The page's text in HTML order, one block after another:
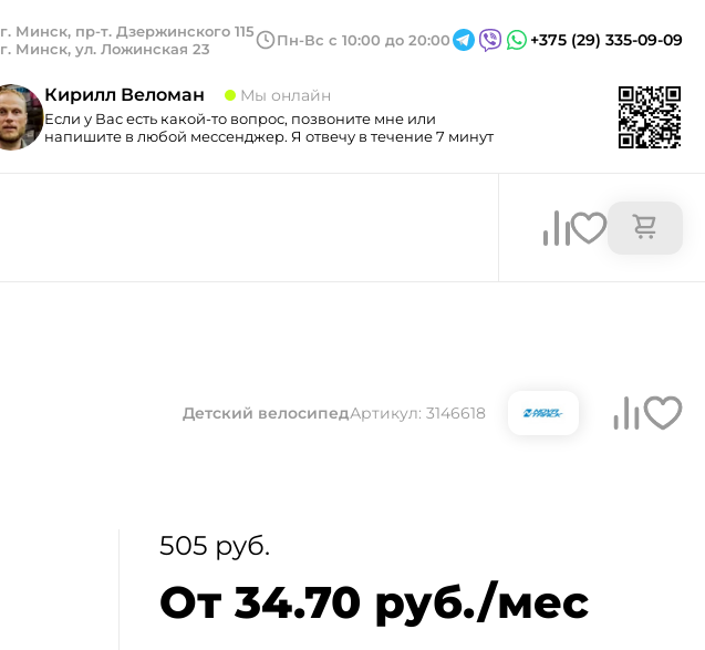
г. Минск, пр-т. Дзержинского 115
г. Минск, ул. Ложинская 23
Пн-Вс с 10:00 до 20:00 +375 (29) 335-09-09
Кирилл Веломан Мы онлайн
Если у Вас есть какой-то вопрос, позвоните мне или
напишите в любой мессенджер. Я отвечу в течение 7 минут
Детский велосипедАртикул: 3146618
505 руб.
От 34.70 руб./мес